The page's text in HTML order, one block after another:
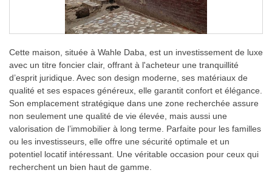
Cette maison, située à Wahle Daba, est un investissement de luxe
avec un titre foncier clair, offrant à l'acheteur une tranquillité
d’esprit juridique. Avec son design moderne, ses matériaux de
qualité et ses espaces généreux, elle garantit confort et élégance.
Son emplacement stratégique dans une zone recherchée assure
non seulement une qualité de vie élevée, mais aussi une
valorisation de l’immobilier à long terme. Parfaite pour les familles
ou les investisseurs, elle offre une sécurité optimale et un
potentiel locatif intéressant. Une véritable occasion pour ceux qui
recherchent un bien haut de gamme.